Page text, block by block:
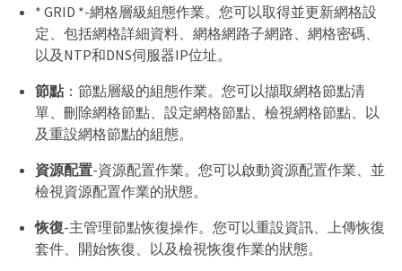
* GRID *-網格層級組態作業。您可以取得並更新網格設
定、包括網格詳細資料、網格網路子網路、網格密碼、
以及NTP和DNS伺服器IP位址。
節點：節點層級的組態作業。您可以擷取網格節點清
單、刪除網格節點、設定網格節點、檢視網格節點、以
及重設網格節點的組態。
資源配置-資源配置作業。您可以啟動資源配置作業、並
檢視資源配置作業的狀態。
恢復-主管理節點恢復操作。您可以重設資訊、上傳恢復
套件、開始恢復、以及檢視恢復作業的狀態。